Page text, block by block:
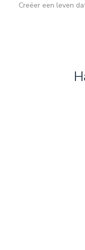
Creëer een leven